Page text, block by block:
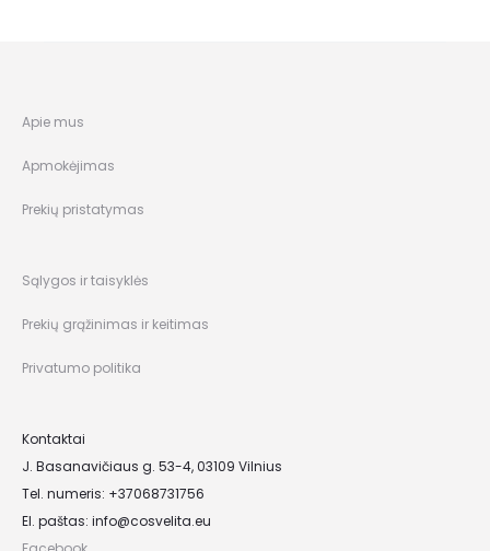
Apie mus
Apmokėjimas
Prekių pristatymas
Sąlygos ir taisyklės
Prekių grąžinimas ir keitimas
Privatumo politika
Kontaktai
J. Basanavičiaus g. 53-4, 03109 Vilnius
Tel. numeris: +37068731756
El. paštas: info@cosvelita.eu